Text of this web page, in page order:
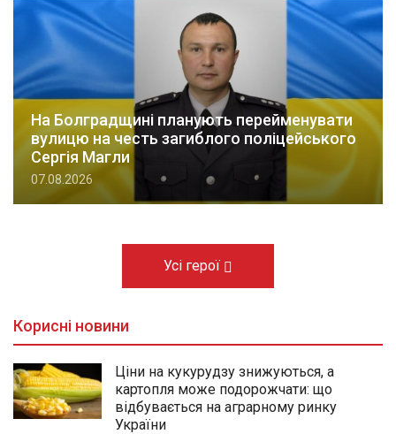
На Болградщині планують перейменувати
вулицю на честь загиблого поліцейського
Сергія Магли
07.08.2026
Усі герої
Корисні новини
Ціни на кукурудзу знижуються, а
картопля може подорожчати: що
відбувається на аграрному ринку
України